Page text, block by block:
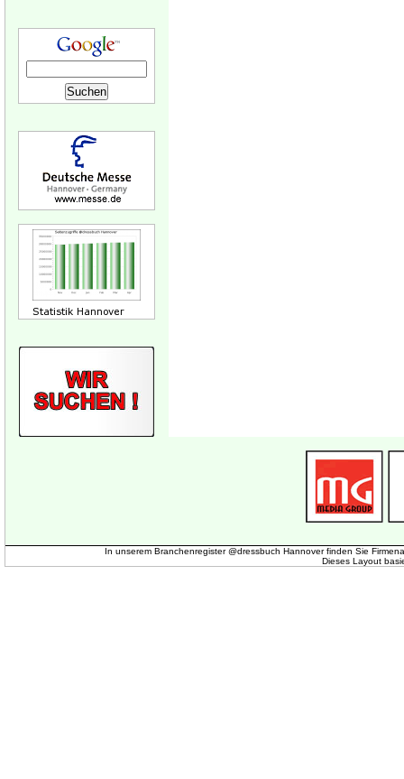
In unserem Branchenregister @dressbuch Hannover finden Sie
Dieses Layout